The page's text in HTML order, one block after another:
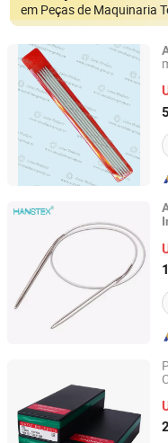
em Peças de Maquinaria
Ningbo Sunshine
Zhejiang, China
NINGBO HOBA
Zhejiang, China
Changzhou Longfu
Jiangsu, China